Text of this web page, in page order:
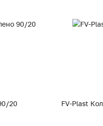
20 FV-Plast